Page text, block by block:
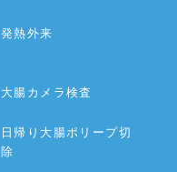
発熱外来
大腸カメラ検査
日帰り大腸ポリープ切
除